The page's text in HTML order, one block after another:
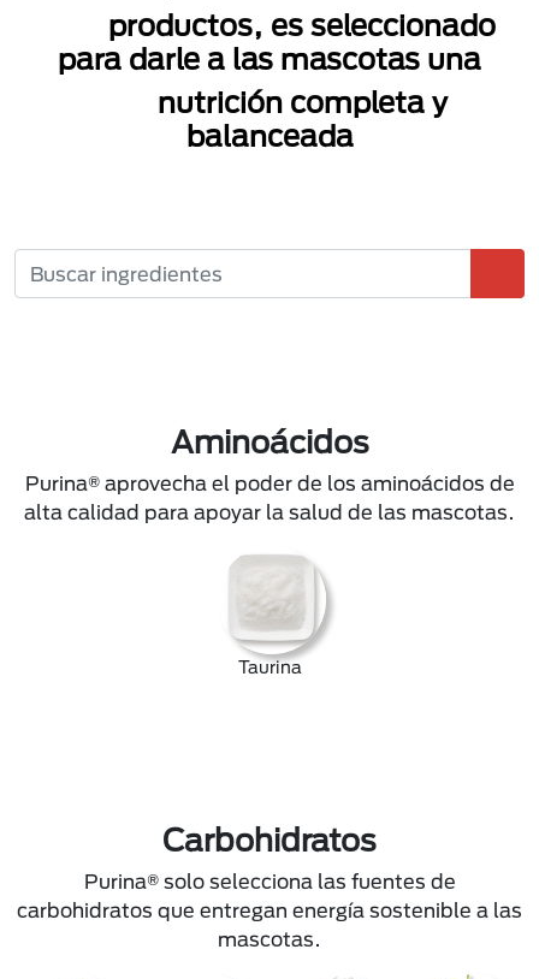
productos, es seleccionado
para darle a las mascotas una
nutrición completa y
balanceada
Aminoácidos
Purina® aprovecha el poder de los aminoácidos de
alta calidad para apoyar la salud de las mascotas.
Taurina
Carbohidratos
Purina® solo selecciona las fuentes de
carbohidratos que entregan energía sostenible a las
mascotas.